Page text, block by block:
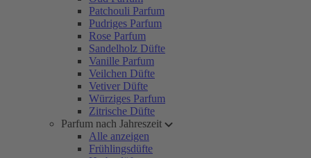
Patchouli Parfum
Pudriges Parfum
Rose Parfum
Sandelholz Düfte
Vanille Parfum
Veilchen Düfte
Vetiver Düfte
Würziges Parfum
Zitrische Düfte
Parfum nach Jahreszeit
Alle anzeigen
Frühlingsdüfte